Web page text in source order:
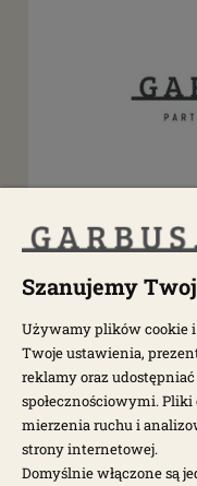
dostępne: 1 szt.
Podkładka
0,762mm
3052
98,40 zł 123,00 zł
Szanujemy
Używamy plików cookie
Twoje ustawienia,
reklamy oraz
społecznościowymi.
mierzenia ruchu i
strony internetowej.
Domyślnie włączone są